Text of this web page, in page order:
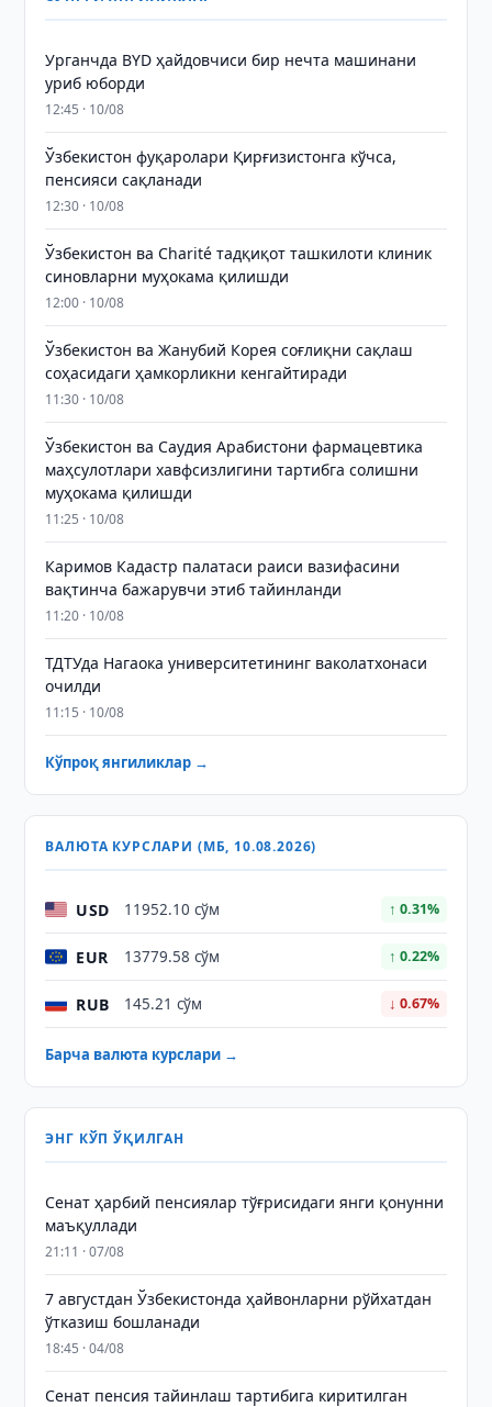
Урганчда BYD ҳайдовчиси бир нечта машинани
уриб юборди
12:45 · 10/08
Ўзбекистон фуқаролари Қирғизистонга кўчса,
пенсияси сақланади
12:30 · 10/08
Ўзбекистон ва Charité тадқиқот ташкилоти клиник
синовларни муҳокама қилишди
12:00 · 10/08
Ўзбекистон ва Жанубий Корея соғлиқни сақлаш
соҳасидаги ҳамкорликни кенгайтиради
11:30 · 10/08
Ўзбекистон ва Саудия Арабистони фармацевтика
маҳсулотлари хавфсизлигини тартибга солишни
муҳокама қилишди
11:25 · 10/08
Каримов Кадастр палатаси раиси вазифасини
вақтинча бажарувчи этиб тайинланди
11:20 · 10/08
ТДТУда Нагаока университетининг ваколатхонаси
очилди
11:15 · 10/08
Кўпроқ янгиликлар →
ВАЛЮТА КУРСЛАРИ (МБ, 10.08.2026)
USD 11952.10 сўм ↑ 0.31%
EUR 13779.58 сўм ↑ 0.22%
RUB 145.21 сўм ↓ 0.67%
Барча валюта курслари →
ЭНГ КЎП ЎҚИЛГАН
Сенат ҳарбий пенсиялар тўғрисидаги янги қонунни
маъқуллади
21:11 · 07/08
7 августдан Ўзбекистонда ҳайвонларни рўйхатдан
ўтказиш бошланади
18:45 · 04/08
Сенат пенсия тайинлаш тартибига киритилган